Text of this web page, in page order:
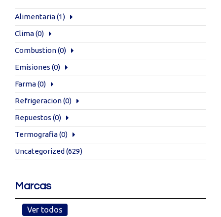
Alimentaria(1)
Clima(0)
Combustion(0)
Emisiones (0)
Farma(0)
Refrigeracion(0)
Repuestos (0)
Termografia(0)
Uncategorized (629)
Marcas
Ver todos